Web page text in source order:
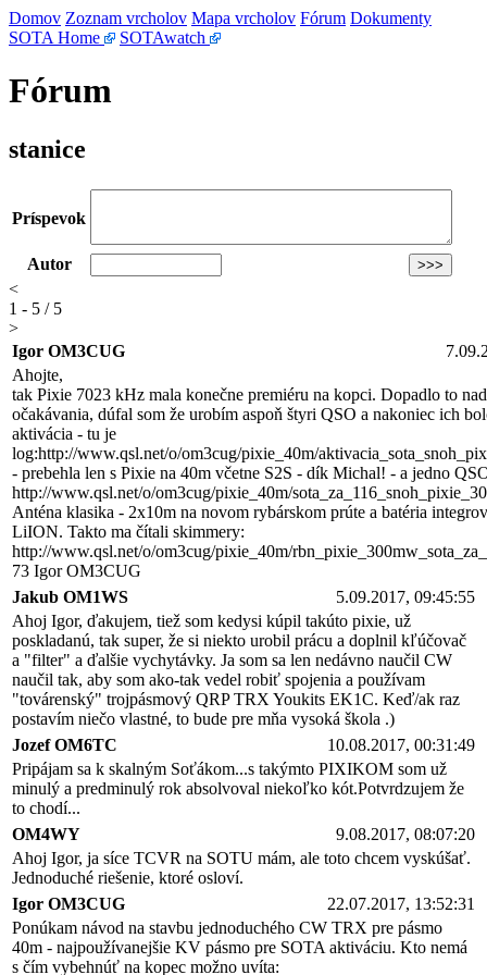
Domov Zoznam vrcholov Mapa vrcholov Fórum Dokumenty
SOTA Home
SOTAwatch
Fórum
stanice
Príspevok
Autor
<
1 - 5 / 5
>
Igor OM3CUG
Ahojte,
tak Pixie 7023 kHz mala konečne premiéru na kopci. Dopadlo to
očakávania, dúfal som že urobím aspoň štyri QSO a nakoniec ich
aktivácia - tu je
log:http://www.qsl.net/o/om3cug/pixie_40m/
- prebehla len s Pixie na 40m včetne S2S - dík Michal! - a jedno
http://www.qsl.net/o/om3cug/pixie_40m/
Anténa klasika - 2x10m na novom rybárskom prúte a batéria
LiION. Takto ma čítali skimmery:
http://www.qsl.net/o/om3cug/pixie_40m/
73 Igor OM3CUG
Jakub OM1WS
5.09.2017, 09:45:55
Ahoj Igor, ďakujem, tiež som kedysi kúpil takúto pixie, už
poskladanú, tak super, že si niekto urobil prácu a doplnil kľúčovač
a "filter" a ďalšie vychytávky. Ja som sa len nedávno naučil CW
naučil tak, aby som ako-tak vedel robiť spojenia a používam
"továrenský" trojpásmový QRP TRX Youkits EK1C. Keď/ak raz
postavím niečo vlastné, to bude pre mňa vysoká škola .)
Jozef OM6TC
10.08.2017, 00:31:49
Pripájam sa k skalným Soťákom...s takýmto PIXIKOM som už
minulý a predminulý rok absolvoval niekoľko kót.Potvrdzujem že
to chodí...
OM4WY
9.08.2017, 08:07:20
Ahoj Igor, ja síce TCVR na SOTU mám, ale toto chcem vyskúšať.
Jednoduché riešenie, ktoré osloví.
Igor OM3CUG
22.07.2017, 13:52:31
Ponúkam návod na stavbu jednoduchého CW TRX pre pásmo
40m - najpoužívanejšie KV pásmo pre SOTA aktiváciu. Kto nemá
s čím vybehnúť na kopec možno uvíta: